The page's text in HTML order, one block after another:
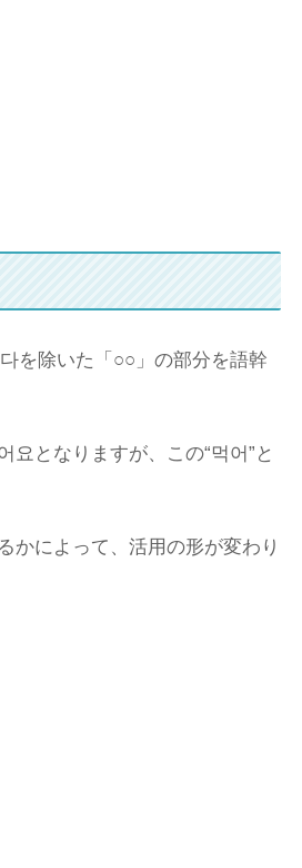
다を除いた「○○」の部分を語幹
となりますが、この“먹어”と
かによって、活用の形が変わり